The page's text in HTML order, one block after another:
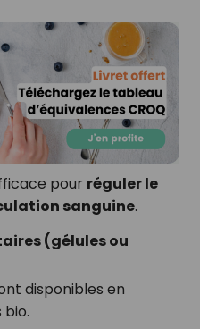
pour réguler le
sanguine.
(gélules ou
disponibles en